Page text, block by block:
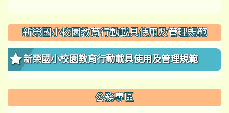
新榮國小校園教育行動載具使用及管理規範
新榮國小校園教育行動載具使用及管理規範
公務專區